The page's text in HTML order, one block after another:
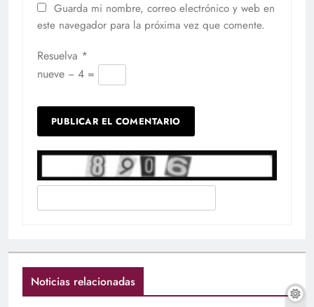
Guarda mi nombre, correo electrónico y web en
este navegador para la próxima vez que comente.
Resuelva *
nueve − 4 =
Noticias relacionadas